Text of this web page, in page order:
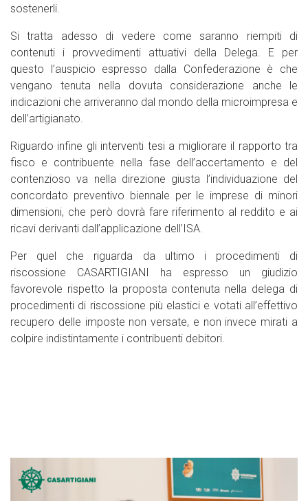
sostenerli.
Si tratta adesso di vedere come saranno riempiti di
contenuti i provvedimenti attuativi della Delega. E per
questo l’auspicio espresso dalla Confederazione è che
vengano tenuta nella dovuta considerazione anche le
indicazioni che arriveranno dal mondo della microimpresa e
dell’artigianato.
Riguardo infine gli interventi tesi a migliorare il rapporto tra
fisco e contribuente nella fase dell’accertamento e del
contenzioso va nella direzione giusta l’individuazione del
concordato preventivo biennale per le imprese di minori
dimensioni, che però dovrà fare riferimento al reddito e ai
ricavi derivanti dall’applicazione dell’ISA.
Per quel che riguarda da ultimo i procedimenti di
riscossione CASARTIGIANI ha espresso un giudizio
favorevole rispetto la proposta contenuta nella delega di
procedimenti di riscossione più elastici e votati all’effettivo
recupero delle imposte non versate, e non invece mirati a
colpire indistintamente i contribuenti debitori.